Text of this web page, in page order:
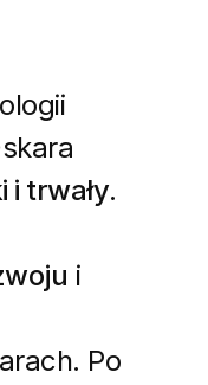
i trwały.
i
Po